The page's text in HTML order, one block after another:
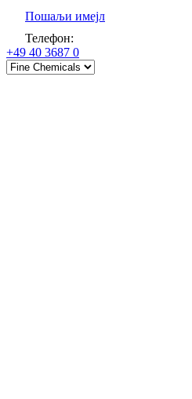
Пошаљи имејл
Телефон:
+49 40 3687 0